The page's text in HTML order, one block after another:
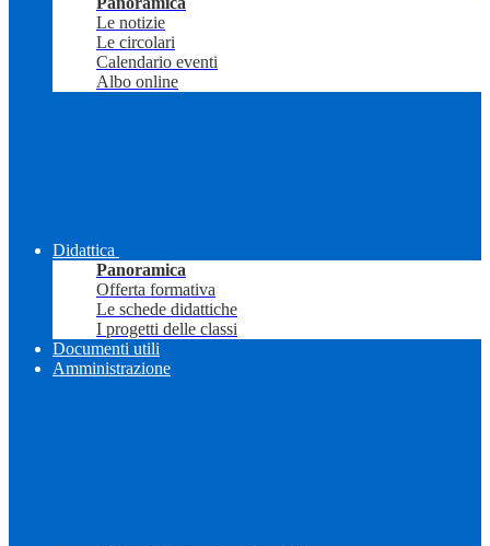
Le notizie
Le circolari
Calendario eventi
Albo online
Didattica
Panoramica
Offerta formativa
Le schede didattiche
I progetti delle classi
Documenti utili
Amministrazione